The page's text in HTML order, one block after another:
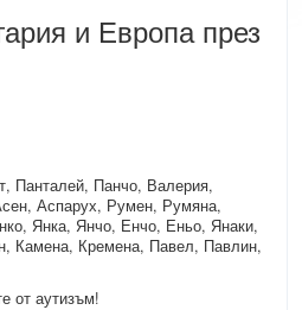
и Европа през
Панталей, Панчо, Валерия,
Аспарух, Румен, Румяна,
Янка, Янчо, Енчо, Еньо, Янаки,
Камена, Кремена, Павел, Павлин,
от аутизъм!